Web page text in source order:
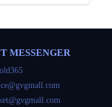
Rychlý
MESSENGER